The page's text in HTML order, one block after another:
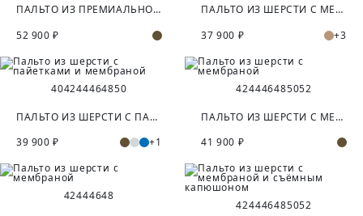
ПАЛЬТО ИЗ ПРЕМИАЛЬНОЙ ШЕРСТИ СО СТЁГАНЫМ ЖИЛЕТОМ
52 900 ₽
ПАЛЬТО ИЗ ШЕРСТИ С МЕМБРАНОЙ
37 900 ₽
+3
404244464850
ПАЛЬТО ИЗ ШЕРСТИ С ПАЙЕТКАМИ И МЕМБРАНОЙ
39 900 ₽
+1
424446485052
ПАЛЬТО ИЗ ШЕРСТИ С МЕМБРАНОЙ
41 900 ₽
42444648
424446485052